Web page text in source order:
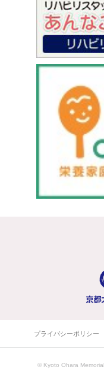
プライバシーポリシー
© Kyoto Ohara